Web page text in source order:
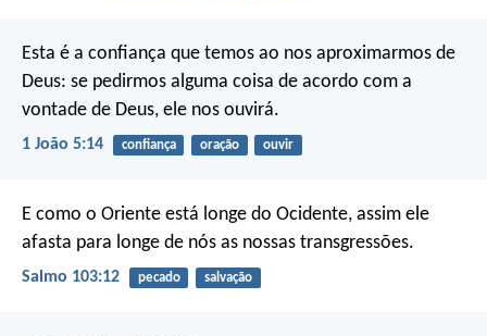
Esta é a confiança que temos ao nos aproximarmos de
Deus: se pedirmos alguma coisa de acordo com a
vontade de Deus, ele nos ouvirá.
1 João 5:14 confiança oração ouvir
E como o Oriente está longe do Ocidente, assim ele
afasta para longe de nós as nossas transgressões.
Salmo 103:12 pecado salvação